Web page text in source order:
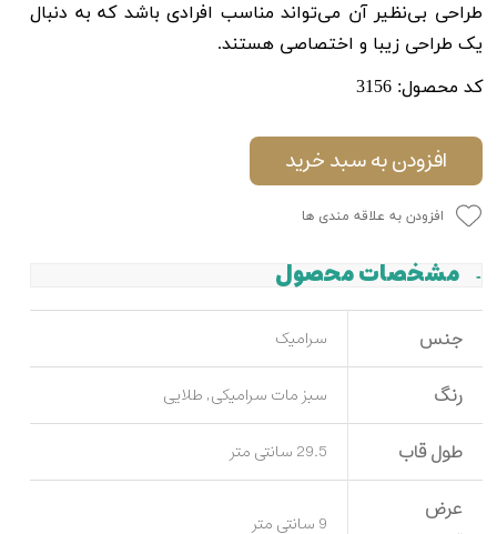
طراحی بی‌نظیر آن می‌تواند مناسب افرادی باشد که به دنبال
یک طراحی زیبا و اختصاصی هستند.
کد محصول: 3156
افزودن به سبد خرید
افزودن به علاقه مندی ها
مشخصات محصول
جنس سرامیک
رنگ سبز مات سرامیکی, طلایی
طول قاب 29.5 سانتی متر
عرض
9 سانتی متر